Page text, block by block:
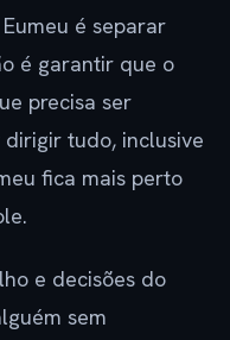
é separar
é garantir que o
precisa ser
tudo, inclusive
fica mais perto
e decisões do
sem